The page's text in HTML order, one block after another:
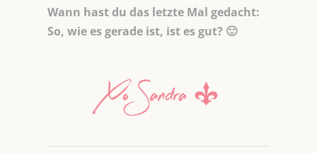
Wann hast du das letzte Mal gedacht:
So, wie es gerade ist, ist es gut? 🙂